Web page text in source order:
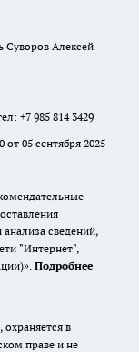
Суворов Алексей
+7 985 814 3429
05 сентября 2025
сведений,
"Интернет",
Подробнее
в
праве и не